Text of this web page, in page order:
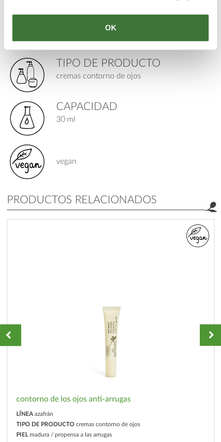
OK
piel: madura / propensa a las arrugas
TIPO DE PRODUCTO
cremas contorno de ojos
CAPACIDAD
30 ml
vegan
PRODUCTOS RELACIONADOS
contorno de los ojos anti-arrugas
LÍNEA azafrán
TIPO DE PRODUCTO cremas contorno de ojos
PIEL madura / propensa a las arrugas